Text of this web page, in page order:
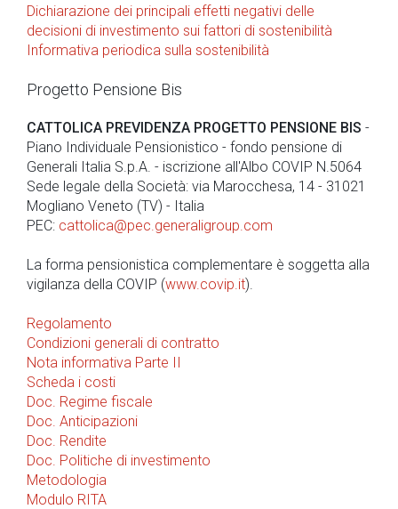
Dichiarazione dei principali effetti negativi delle
decisioni di investimento sui fattori di sostenibilità
Informativa periodica sulla sostenibilità
Progetto Pensione Bis
CATTOLICA PREVIDENZA PROGETTO PENSIONE BIS -
Piano Individuale Pensionistico - fondo pensione di
Generali Italia S.p.A. - iscrizione all'Albo COVIP N.5064
Sede legale della Società: via Marocchesa, 14 - 31021
Mogliano Veneto (TV) - Italia
PEC: cattolica@pec.generaligroup.com
La forma pensionistica complementare è soggetta alla
vigilanza della COVIP (www.covip.it).
Regolamento
Condizioni generali di contratto
Nota informativa Parte II
Scheda i costi
Doc. Regime fiscale
Doc. Anticipazioni
Doc. Rendite
Doc. Politiche di investimento
Metodologia
Modulo RITA